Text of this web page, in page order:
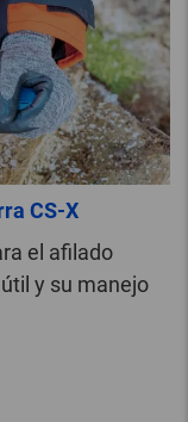
CS-X
el afilado
y su manejo